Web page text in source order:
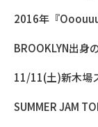
2016年『
BROOKLYN出身
11/11(土)新木場
SUMMER JAM